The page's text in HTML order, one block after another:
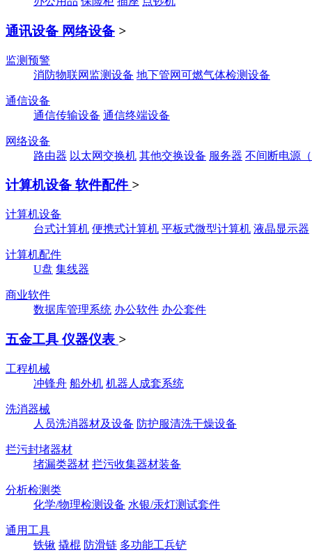
通讯设备 网络设备 >
监测预警
消防物联网监测设备 地下管网可燃气体检测设备
通信设备
通信传输设备 通信终端设备
网络设备
路由器 以太网交换机 其他交换设备 服务器 不间断电源
计算机设备 软件配件 >
计算机设备
台式计算机 便携式计算机 平板式微型计算机 液晶显示器
计算机配件
U盘 集线器
商业软件
数据库管理系统 办公软件 办公套件
五金工具 仪器仪表 >
工程机械
冲锋舟 船外机 机器人成套系统
洗消器械
人员洗消器材及设备 防护服清洗干燥设备
拦污封堵器材
堵漏类器材 拦污收集器材装备
分析检测类
化学/物理检测设备 水银/汞灯测试套件
通用工具
铁锹 撬棍 防滑链 多功能工兵铲